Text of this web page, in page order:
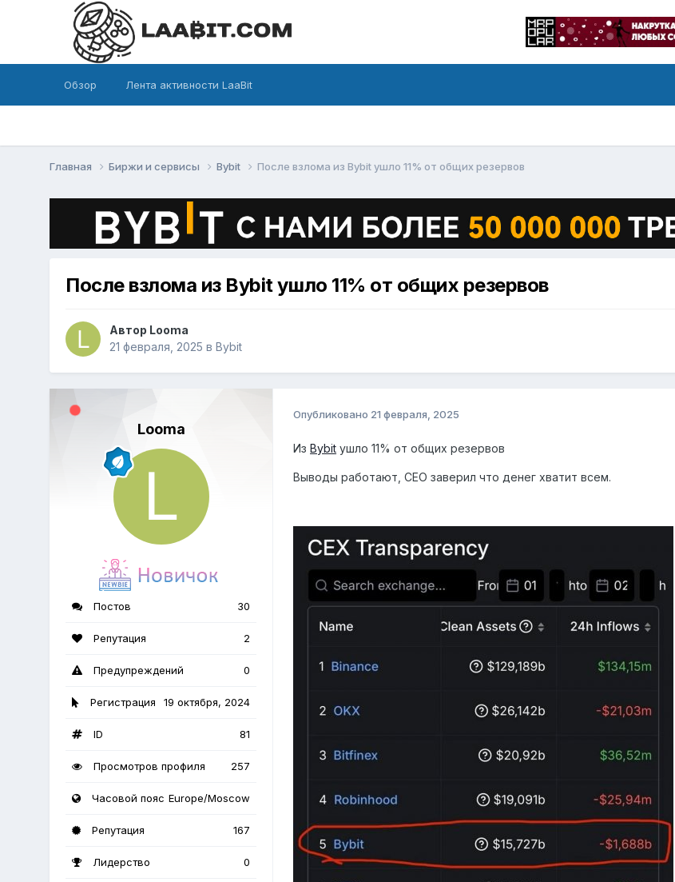
Обзор Лента активности LaaBit
Главная Биржи и сервисы Bybit После взлома из Bybit ушло 11% от общих резервов
После взлома из Bybit ушло 11% от общих резервов
Автор Looma
21 февраля, 2025 вBybit
Looma
Постов 30
Репутация 2
Предупреждений 0
Регистрация 19 октября, 2024
ID 81
Просмотров профиля 257
Часовой пояс Europe/Moscow
Репутация 167
Лидерство 0
Опубликовано 21 февраля, 2025
ИзBybit ушло 11% от общих резервов
Выводы работают, CEO заверил что денег хватит всем.